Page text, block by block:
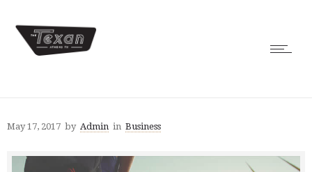
May 17, 2017 by Admin in Business